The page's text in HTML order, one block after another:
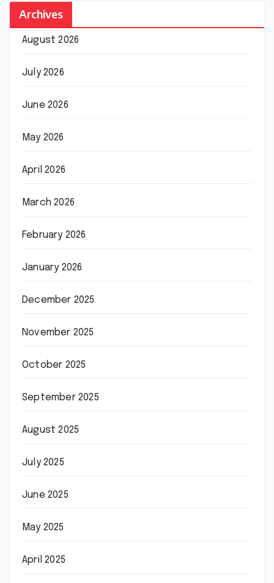
Archives
August 2026
July 2026
June 2026
May 2026
April 2026
March 2026
February 2026
January 2026
December 2025
November 2025
October 2025
September 2025
August 2025
July 2025
June 2025
May 2025
April 2025